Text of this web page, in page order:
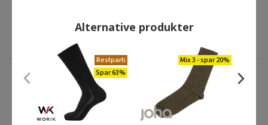
ANDRE HAR OGSÅ KØBT
Alternative produkter
Restparti
Spar 63%
Mix 3 - spar 20%